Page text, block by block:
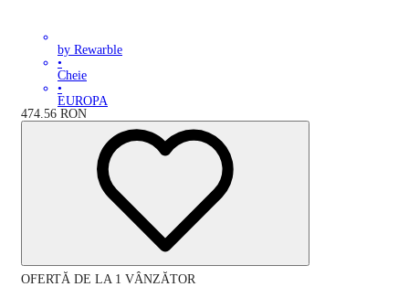
by Rewarble
•
Cheie
•
EUROPA
474.56 RON
OFERTĂ DE LA 1 VÂNZĂTOR